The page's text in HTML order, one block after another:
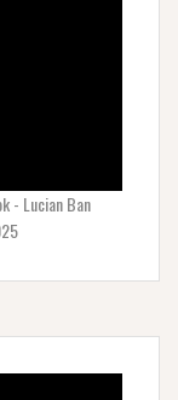
- Lucian Ban